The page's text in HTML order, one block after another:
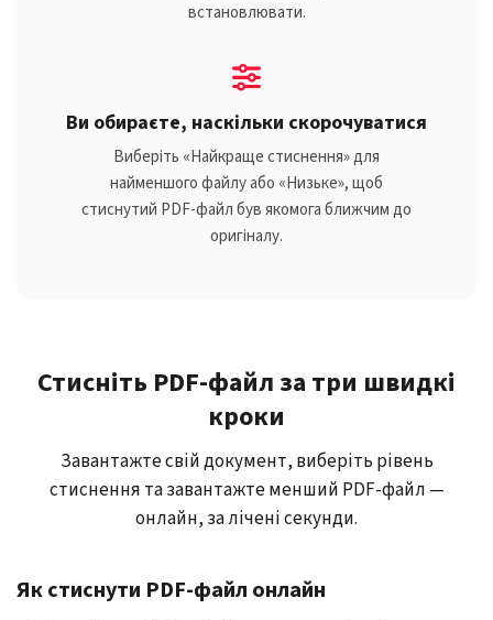
встановлювати.
Ви обираєте, наскільки скорочуватися
Виберіть «Найкраще стиснення» для
найменшого файлу або «Низьке», щоб
стиснутий PDF-файл був якомога ближчим до
оригіналу.
Стисніть PDF-файл за три швидкі
кроки
Завантажте свій документ, виберіть рівень
стиснення та завантажте менший PDF-файл —
онлайн, за лічені секунди.
Як стиснути PDF-файл онлайн